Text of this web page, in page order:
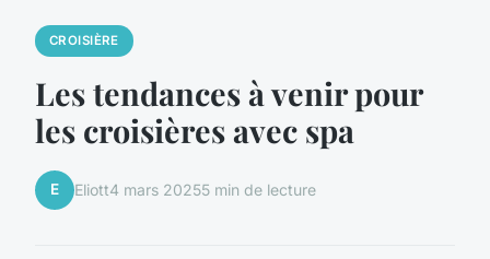
CROISIÈRE
Les tendances à venir pour
les croisières avec spa
E Eliott4 mars 20255 min de lecture